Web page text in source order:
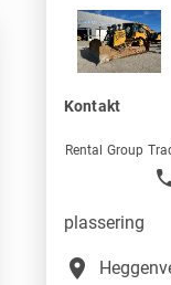
Kontakt
Rental Group
plassering
place